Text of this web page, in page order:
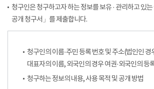
청구인은 청구하고자 하는 정보를 보유 · 관리하고 있
공개 청구서」를 제출합니다.
청구인의 이름·주민 등록 번호 및 주소(법인인 경
대표자의 이름, 외국인의 경우 여권·외국인의 등
청구하는 정보의 내용, 사용 목적 및 공개 방법